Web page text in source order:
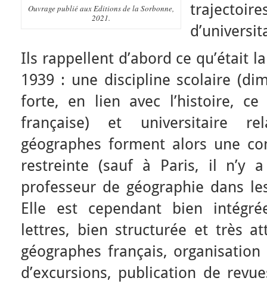
Ouvrage publié aux Editions de la Sorbonne,
2021.
Ils rappellent d’abord ce qu’était
1939 : une discipline scolaire
forte, en lien avec l’histoire,
française) et universitaire
géographes forment alors une
restreinte (sauf à Paris, il n’y
professeur de géographie dans
Elle est cependant bien
lettres, bien structurée et très
géographes français,
d’excursions, publication de